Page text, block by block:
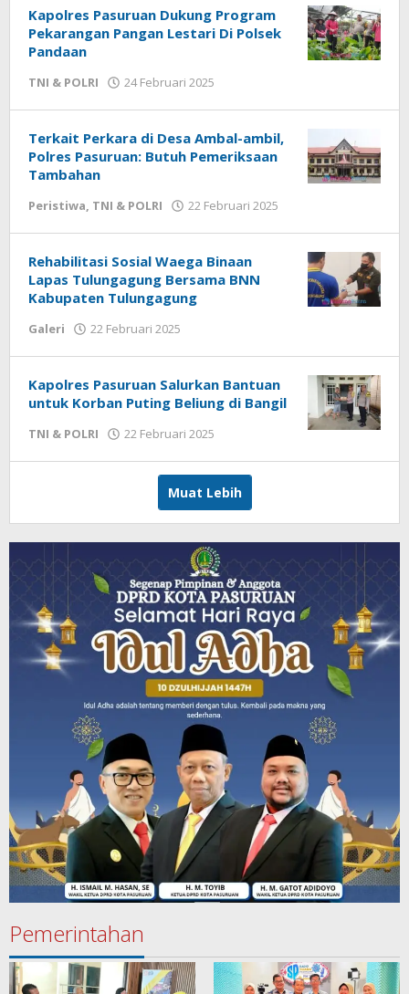
Kapolres Pasuruan Dukung Program
Pekarangan Pangan Lestari Di Polsek
Pandaan
TNI & POLRI 24 Februari 2025
Terkait Perkara di Desa Ambal-ambil,
Polres Pasuruan: Butuh Pemeriksaan
Tambahan
Peristiwa TNI & POLRI 22 Februari 2025
Rehabilitasi Sosial Waega Binaan
Lapas Tulungagung Bersama BNN
Kabupaten Tulungagung
Galeri 22 Februari 2025
Kapolres Pasuruan Salurkan Bantuan
untuk Korban Puting Beliung di Bangil
TNI & POLRI 22 Februari 2025
Muat Lebih
Pemerintahan